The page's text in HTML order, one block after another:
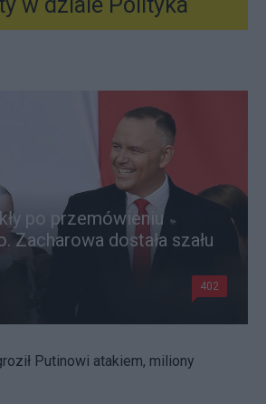
po przemówieniu
Zacharowa dostała szału
402
Putinowi atakiem, miliony